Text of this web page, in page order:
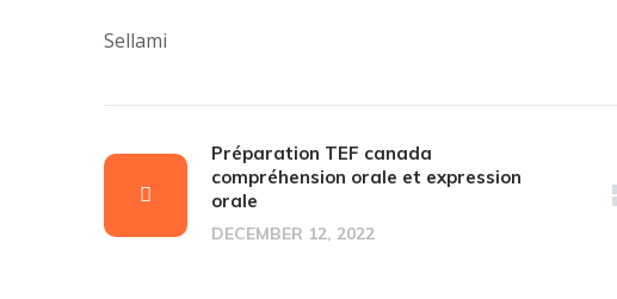
Sellami
Préparation TEF canada
compréhension orale et expression
orale
DECEMBER 12, 2022